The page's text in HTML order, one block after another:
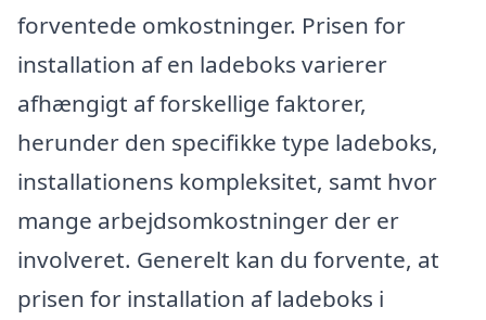
forventede omkostninger. Prisen for
installation af en ladeboks varierer
afhængigt af forskellige faktorer,
herunder den specifikke type ladeboks,
installationens kompleksitet, samt hvor
mange arbejdsomkostninger der er
involveret. Generelt kan du forvente, at
prisen for installation af ladeboks i